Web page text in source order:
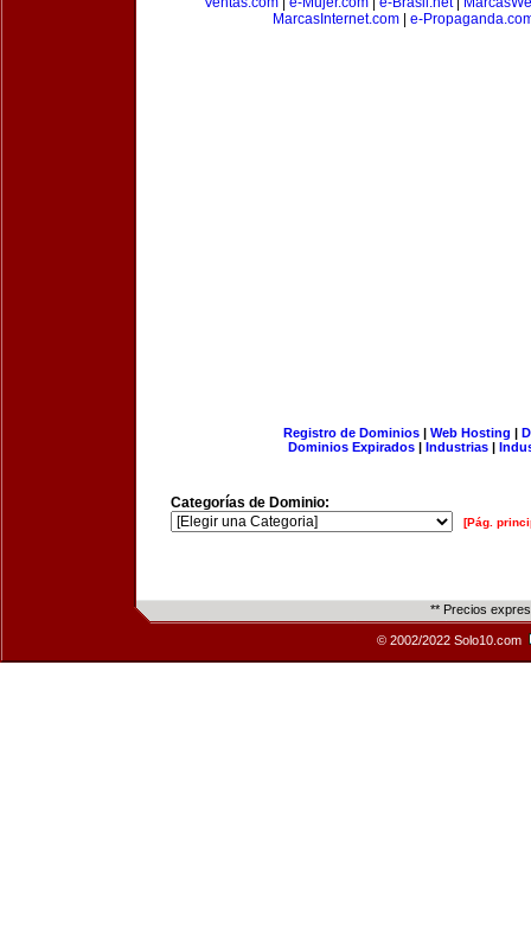
MarcasInternet.com
e-
Registro de Dominios| Web Hosting |
Dominios Expirados | Industrias |
Categorías de Dominio:
[Pág.
** Precios
© 2002/2022 Solo10.com